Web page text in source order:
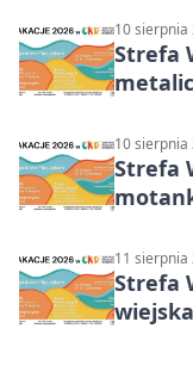
10 sierpnia
Strefa
10 sierpnia
Strefa
11 sierpnia
Strefa